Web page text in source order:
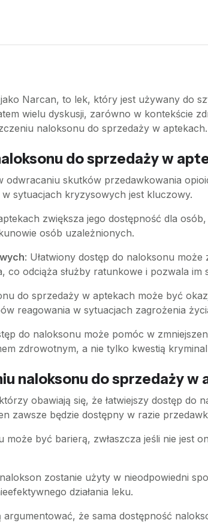
Narcan, to lek, który jest używany do
wielu dyskusji, zarówno w kontekście
naloksonu do sprzedaży w aptekach.
do sprzedaży w
odwracaniu skutków przedawkowania
sytuacjach kryzysowych jest kluczowy.
zwiększa jego dostępność dla
osób uzależnionych.
: Ułatwiony dostęp do naloksonu
odciąża służby ratunkowe i pozwala im
do sprzedaży w aptekach może być
reagowania w sytuacjach zagrożenia
do naloksonu może pomóc w
zdrowotnym, a nie tylko kwestią
naloksonu do sprzedaży w
obawiają się, że łatwiejszy dostęp do
zawsze będzie dostępny w razie
być barierą, zwłaszcza jeśli nie jest
zostanie użyty w nieodpowiedni
działania leku.
argumentować, że sama dostępność